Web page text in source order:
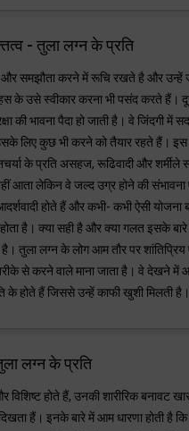
- तुला लग्न के प्रति
और समझौता करने में रूचि रखते है और उन्हें
के उसे स्वीकार करना भी पसंद करते हैं।
की भावना पैदा हो जाती है। वे जिंदगी में
लिए कुछ भी करने को तैयार रहते हैं। इस
के प्रति असहज, रूढिवादी और शर्मीले
आता लेकिन वे जल्द उग्र होने की संभावना
होते हैं और कभी- कभी ऐसी योजना
है। क्या सही है और क्या गलत इसके बारे
है। तुला लग्न के लोग आम तौर पर
से करने वाले माना जाता है। वे देखने में
के होते हैं जिससे उन्हें काफी खुशी मिलती है।
लग्न के प्रति
विशिष्ट होते हैं, उनकी शारीरिक बनावट
हैं। इनके बारे में आम धारणा होती है